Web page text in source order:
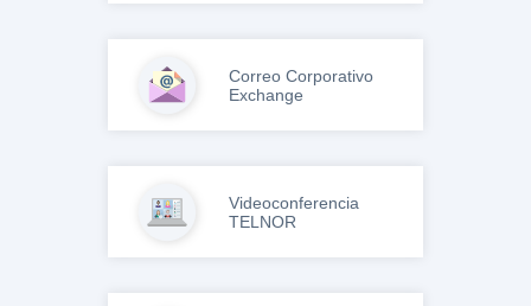
Correo Corporativo
Exchange
Videoconferencia
TELNOR